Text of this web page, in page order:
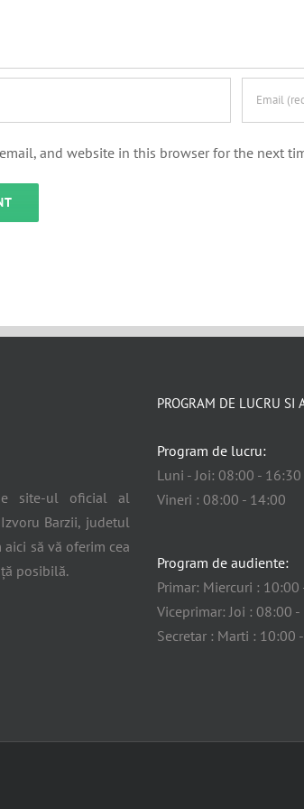
and website in this browser for the next
site-ul oficial al
Barzii, judetul
să vă oferim cea
posibilă.
PROGRAM DE LUCRU SI
Program de lucru:
Luni - Joi: 08:00 - 16:30
Vineri : 08:00 - 14:00
Program de audiente:
Primar: Miercuri : 10:00
Viceprimar: Joi : 08:00
Secretar : Marti : 10:00